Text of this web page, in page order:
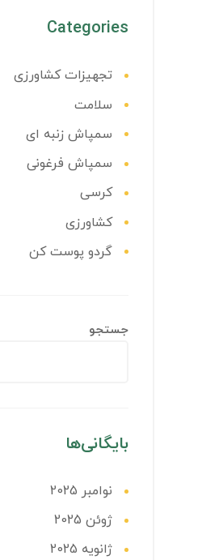
Categories
تجهیزات کشاورزی
سلامت
سمپاش زنبه ای
سمپاش فرغونی
کرسی
کشاورزی
گردو پوست کن
جستجو
بایگانی‌ها
نوامبر 2025
ژوئن 2025
ژانویه 2025